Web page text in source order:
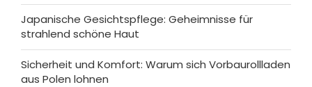
Japanische Gesichtspflege: Geheimnisse für
strahlend schöne Haut
Sicherheit und Komfort: Warum sich Vorbaurollladen
aus Polen lohnen